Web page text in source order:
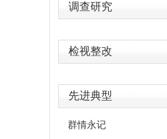
调查研究
检视整改
先进典型
群情永记